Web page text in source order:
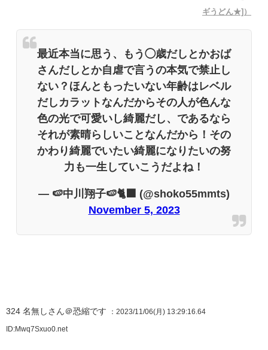
ギうどん★]）
最近本当に思う、もう◯歳だしとかおば
さんだしとか自虐で言うの本気で禁止し
ない？ほんともったいない年齢はレベル
だしカラットなんだからその人が色んな
色の光で可愛いし綺麗だし、であるなら
それが素晴らしいことなんだから！その
かわり綺麗でいたい綺麗になりたいの努
力も一生していこうだよね！
— 🍉中川翔子🍉🐈‍⬛ (@shoko55mmts)
November 5, 2023
324 名無しさん＠恐縮です ：2023/11/06(月) 13:29:16.64
ID:Mwq7Sxuo0.net